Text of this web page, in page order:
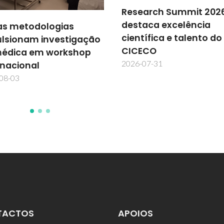
Summit 2026
excelência
e talento do
31
TechTraPlastiCE
soluções para a
circular na América
2026-07-30
APOIOS